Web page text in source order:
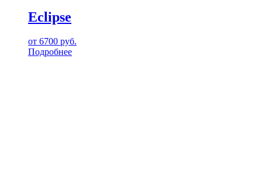
Eclipse
от 6700 руб.
Подробнее